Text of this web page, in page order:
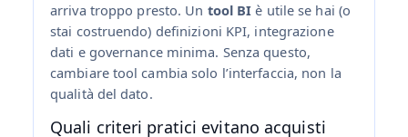
arriva troppo presto. Un tool BI è utile se hai (o
stai costruendo) definizioni KPI, integrazione
dati e governance minima. Senza questo,
cambiare tool cambia solo l’interfaccia, non la
qualità del dato.
Quali criteri pratici evitano acquisti